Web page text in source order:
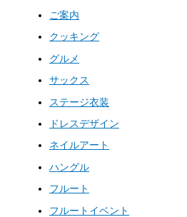
ご案内
クッキング
グルメ
サックス
ステージ衣装
ドレスデザイン
ネイルアート
ハングル
フルート
フルートイベント